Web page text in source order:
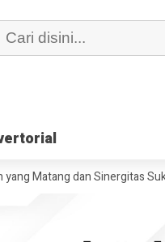
dan Sinergitas Sukseskan